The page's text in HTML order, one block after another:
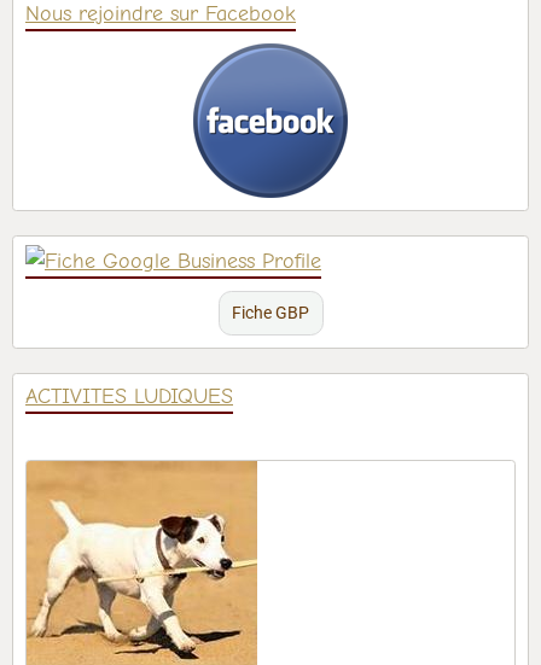
Nous rejoindre sur Facebook
Fiche GBP
ACTIVITES LUDIQUES